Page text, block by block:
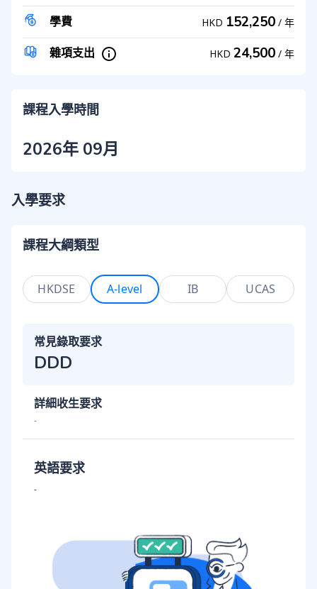
學費 HKD 152,250 / 年
雜項支出 HKD 24,500 / 年
課程入學時間
2026年 09月
入學要求
課程大綱類型
HKDSE A-level IB UCAS
常見錄取要求
DDD
詳細收生要求
-
英語要求
-